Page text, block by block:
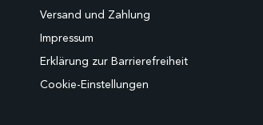
Versand und Zahlung
Impressum
Erklärung zur Barrierefreiheit
Cookie-Einstellungen